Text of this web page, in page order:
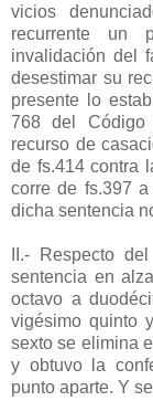
vicios
recurrente un
invalidación del
desestimar su
presente lo
768 del Código
recurso de
de fs.414 contra
corre de fs.397
dicha sentencia
II.- Respecto
sentencia en
octavo a
vigésimo quinto
sexto se elimina
y obtuvo la
punto aparte. Y